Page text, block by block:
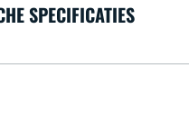
SPECIFICATIES